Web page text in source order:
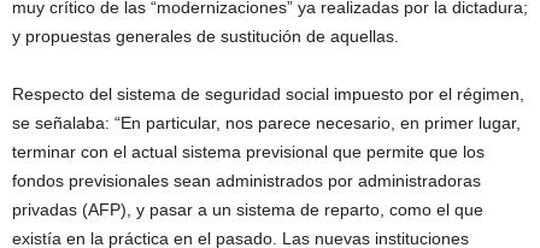
muy crítico de las “modernizaciones” ya realizadas por la dictadura;
y propuestas generales de sustitución de aquellas.
Respecto del sistema de seguridad social impuesto por el régimen,
se señalaba: “En particular, nos parece necesario, en primer lugar,
terminar con el actual sistema previsional que permite que los
fondos previsionales sean administrados por administradoras
privadas (AFP), y pasar a un sistema de reparto, como el que
existía en la práctica en el pasado. Las nuevas instituciones